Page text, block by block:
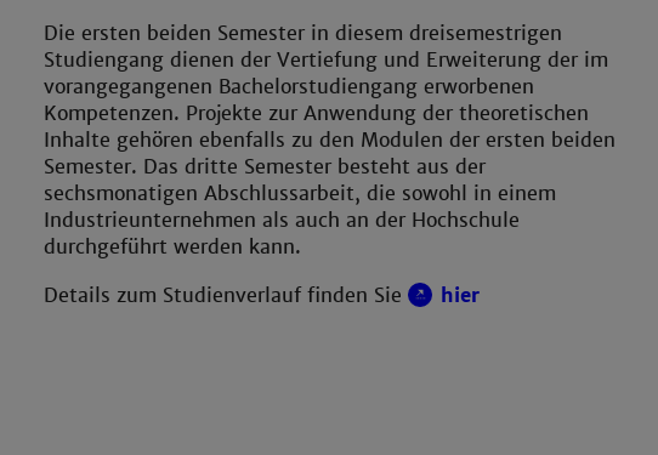
Die ersten beiden Semester in diesem dreisemestrigen
Studiengang dienen der Vertiefung und Erweiterung der im
vorangegangenen Bachelorstudiengang erworbenen
Kompetenzen. Projekte zur Anwendung der theoretischen
Inhalte gehören ebenfalls zu den Modulen der ersten beiden
Semester. Das dritte Semester besteht aus der
sechsmonatigen Abschlussarbeit, die sowohl in einem
Industrieunternehmen als auch an der Hochschule
durchgeführt werden kann.
Details zum Studienverlauf finden Sie
hier